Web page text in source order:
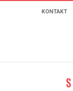
KONTAKT